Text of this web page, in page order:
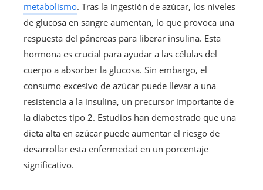
metabolismo. Tras la ingestión de azúcar, los niveles
de glucosa en sangre aumentan, lo que provoca una
respuesta del páncreas para liberar insulina. Esta
hormona es crucial para ayudar a las células del
cuerpo a absorber la glucosa. Sin embargo, el
consumo excesivo de azúcar puede llevar a una
resistencia a la insulina, un precursor importante de
la diabetes tipo 2. Estudios han demostrado que una
dieta alta en azúcar puede aumentar el riesgo de
desarrollar esta enfermedad en un porcentaje
significativo.